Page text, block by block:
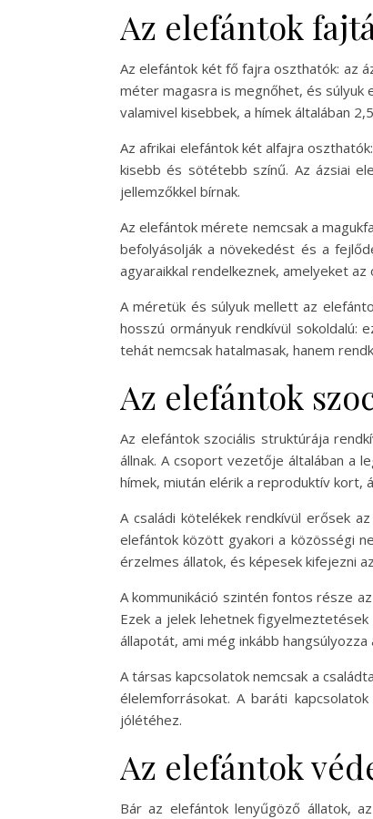
Az elefántok
Az elefántok két fő fajra oszthatók: az
méter magasra is megnőhet, és súlyuk
valamivel kisebbek, a hímek általában
Az afrikai elefántok két alfajra
kisebb és sötétebb színű. Az ázsiai
jellemzőkkel bírnak.
Az elefántok mérete nemcsak a
befolyásolják a növekedést és a
agyaraikkal rendelkeznek, amelyeket
A méretük és súlyuk mellett az
hosszú ormányuk rendkívül sokoldalú:
tehát nemcsak hatalmasak, hanem
Az elefántok
Az elefántok szociális struktúrája
állnak. A csoport vezetője általában a
hímek, miután elérik a reproduktív kort,
A családi kötelékek rendkívül erősek
elefántok között gyakori a közösségi
érzelmes állatok, és képesek kifejezni
A kommunikáció szintén fontos része
Ezek a jelek lehetnek
állapotát, ami még inkább hangsúlyozza
A társas kapcsolatok nemcsak a
élelemforrásokat. A baráti
jólétéhez.
Az elefántok
Bár az elefántok lenyűgöző állatok,